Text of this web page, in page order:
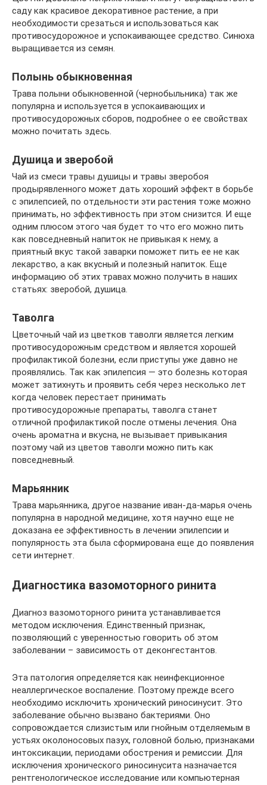
саду как красивое декоративное растение, а при
необходимости срезаться и использоваться как
противосудорожное и успокаивающее средство. Синюха
выращивается из семян.
Полынь обыкновенная
Трава полыни обыкновенной (чернобыльника) так же
популярна и используется в успокаивающих и
противосудорожных сборов, подробнее о ее свойствах
можно почитать здесь.
Душица и зверобой
Чай из смеси травы душицы и травы зверобоя
продырявленного может дать хороший эффект в борьбе
с эпилепсией, по отдельности эти растения тоже можно
принимать, но эффективность при этом снизится. И еще
одним плюсом этого чая будет то что его можно пить
как повседневный напиток не привыкая к нему, а
приятный вкус такой заварки поможет пить ее не как
лекарство, а как вкусный и полезный напиток. Еще
информацию об этих травах можно получить в наших
статьях: зверобой, душица.
Таволга
Цветочный чай из цветков таволги является легким
противосудорожным средством и является хорошей
профилактикой болезни, если приступы уже давно не
проявлялись. Так как эпилепсия — это болезнь которая
может затихнуть и проявить себя через несколько лет
когда человек перестает принимать
противосудорожные препараты, таволга станет
отличной профилактикой после отмены лечения. Она
очень ароматна и вкусна, не вызывает привыкания
поэтому чай из цветов таволги можно пить как
повседневный.
Марьянник
Трава марьянника, другое название иван-да-марья очень
популярна в народной медицине, хотя научно еще не
доказана ее эффективность в лечении эпилепсии и
популярность эта была сформирована еще до появления
сети интернет.
Диагностика вазомоторного ринита
Диагноз вазомоторного ринита устанавливается
методом исключения. Единственный признак,
позволяющий с уверенностью говорить об этом
заболевании – зависимость от деконгестантов.
Эта патология определяется как неинфекционное
неаллергическое воспаление. Поэтому прежде всего
необходимо исключить хронический риносинусит. Это
заболевание обычно вызвано бактериями. Оно
сопровождается слизистым или гнойным отделяемым в
устьях околоносовых пазух, головной болью, признаками
интоксикации, периодами обострения и ремиссии. Для
исключения хронического риносинусита назначается
рентгенологическое исследование или компьютерная